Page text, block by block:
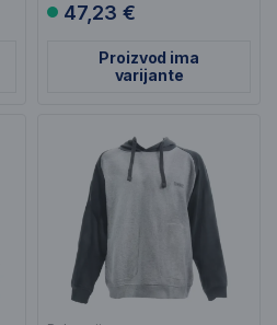
47,23 €
Proizvod ima
varijante